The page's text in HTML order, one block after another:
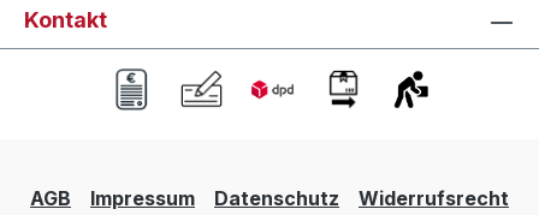
Kontakt
AGB Impressum Datenschutz Widerrufsrecht